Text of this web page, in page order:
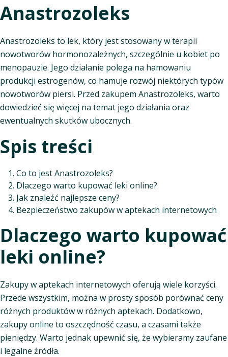
Anastrozoleks
Anastrozoleks to lek, który jest stosowany w terapii
nowotworów hormonozależnych, szczególnie u kobiet po
menopauzie. Jego działanie polega na hamowaniu
produkcji estrogenów, co hamuje rozwój niektórych typów
nowotworów piersi. Przed zakupem Anastrozoleks, warto
dowiedzieć się więcej na temat jego działania oraz
ewentualnych skutków ubocznych.
Spis treści
Co to jest Anastrozoleks?
Dlaczego warto kupować leki online?
Jak znaleźć najlepsze ceny?
Bezpieczeństwo zakupów w aptekach internetowych
Dlaczego warto kupować
leki online?
Zakupy w aptekach internetowych oferują wiele korzyści.
Przede wszystkim, można w prosty sposób porównać ceny
różnych produktów w różnych aptekach. Dodatkowo,
zakupy online to oszczędność czasu, a czasami także
pieniędzy. Warto jednak upewnić się, że wybieramy zaufane
i legalne źródła.